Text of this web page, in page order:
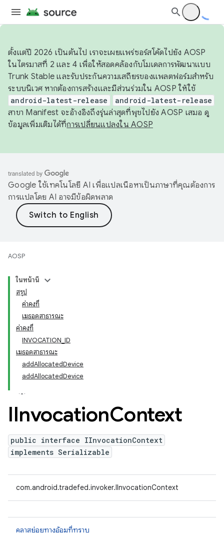
ตั้งแต่ปี 2026 เป็นต้นไป เราจะเผยแพร่ซอร์สโค้ดไปยัง AOSP
ในไตรมาสที่ 2 และ 4 เพื่อให้สอดคล้องกับโมเดลการพัฒนาแบบ
Trunk Stable และรับประกันความเสถียรของแพลตฟอร์มสำหรับ
ระบบนิเวศ หากต้องการสร้างและมีส่วนร่วมใน AOSP ให้ใช้
android-latest-release android-latest-release
สาขา Manifest จะอ้างอิงถึงรุ่นล่าสุดที่พุชไปยัง AOSP เสมอ ดู
ข้อมูลเพิ่มเติมได้ที่การเปลี่ยนแปลงใน AOSP
Google ใช้เทคโนโลยี AI เพื่อแปลเนื้อหาเป็นภาษาที่คุณต้องการ
การแปลโดย AI อาจมีข้อผิดพลาด
AOSP
ในหน้านี้
สรุป
ค่าคงที่
เมธอดสาธารณะ
ค่าคงที่
INVOCATION_ID
เมธอดสาธารณะ
addAllocatedDevice
addAllocatedDevice
IInvocationContext
public interface IInvocationContext
implements Serializable
com.android.tradefed.invoker.IInvocationContext
คลาสย่อยทางอ้อมที่ทราบ